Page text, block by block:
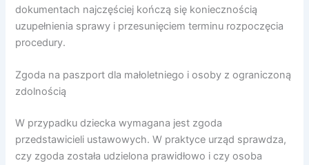
dokumentach najczęściej kończą się koniecznością
uzupełnienia sprawy i przesunięciem terminu rozpoczęcia
procedury.
Zgoda na paszport dla małoletniego i osoby z ograniczoną
zdolnością
W przypadku dziecka wymagana jest zgoda
przedstawicieli ustawowych. W praktyce urząd sprawdza,
czy zgoda została udzielona prawidłowo i czy osoba